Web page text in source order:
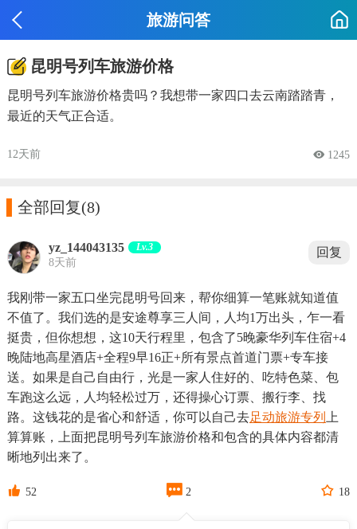
旅游问答
昆明号列车旅游价格
昆明号列车旅游价格贵吗？我想带一家四口去云南踏踏青，
最近的天气正合适。
12天前  1245
全部回复(8)
yz_144043135 Lv.3
8天前
回复
我刚带一家五口坐完昆明号回来，帮你细算一笔账就知道值
不值了。我们选的是安途尊享三人间，人均1万出头，乍一看
挺贵，但你想想，这10天行程里，包含了5晚豪华列车住宿+4
晚陆地高星酒店+全程9早16正+所有景点首道门票+专车接
送。如果是自己自由行，光是一家人住好的、吃特色菜、包
车跑这么远，人均轻松过万，还得操心订票、搬行李、找
路。这钱花的是省心和舒适，你可以自己去足动旅游专列 上
算算账，上面把昆明号列车旅游价格和包含的具体内容都清
晰地列出来了。
 52  2  18